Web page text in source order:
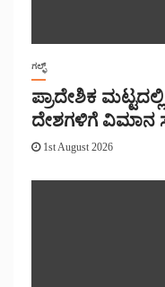
ಗಲ್ಫ್
ಪ್ರಾದೇಶಿಕ
ದೇಶಗಳಿಗೆ ವಿಮಾನ
1st August 2026